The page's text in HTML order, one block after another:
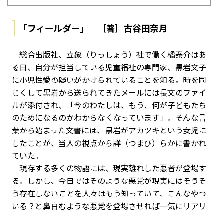
「フィールダー」 ［著］古谷田奈月
総合出版社、立象（りっしょう）社で働く橘泰介はあ
る日、自分が担当している児童福祉の専門家、黒岩文子
に小児性愛の疑いがかけられていることを知る。時を同
じくして黒岩から送られてきたメールには長文のファイ
ルが添付され、「今のわたしは、もう、何が子どもたち
のためになるのかわからなくなっています」。そんな言
葉から始まった文書には、黒岩がアカツキという女児に
したことが、当人の視点から詳（つまび）らかに書かれ
ていた。
現存する多くの物語には、現実離れした悪者が登場す
る。しかし、今日ではそのような悪党が現実にはそうそ
う存在しないことを人々はもう知っていて、こんなやつ
いる？と鼻白むような悪党を登場させれば一気にリアリ